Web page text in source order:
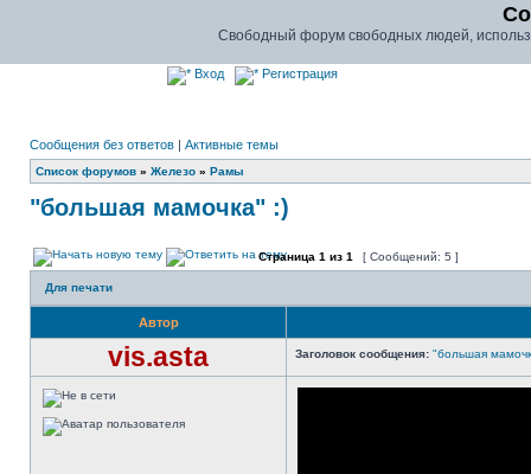
Свободный форум свободных людей,
Вход Регистрация
Сообщения без ответов | Активные темы
Список форумов » Железо » Рамы
"большая мамочка" :)
Страница 1 из 1 [ Сообщений: 5 ]
Для печати
Автор
vis.asta Заголовок сообщения: "большая